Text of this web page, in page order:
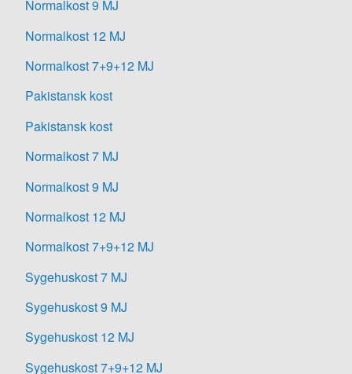
Normalkost 9 MJ
Normalkost 12 MJ
Normalkost 7+9+12 MJ
Pakistansk kost
Pakistansk kost
Normalkost 7 MJ
Normalkost 9 MJ
Normalkost 12 MJ
Normalkost 7+9+12 MJ
Sygehuskost 7 MJ
Sygehuskost 9 MJ
Sygehuskost 12 MJ
Sygehuskost 7+9+12 MJ